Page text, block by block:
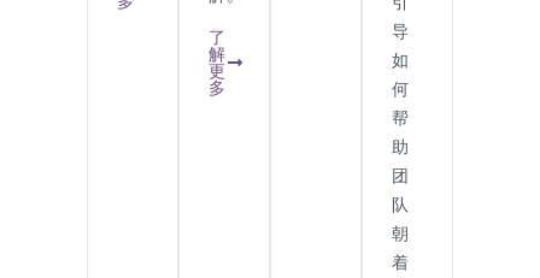
了
解
更
多
导
如
何
帮
助
团
队
朝
着